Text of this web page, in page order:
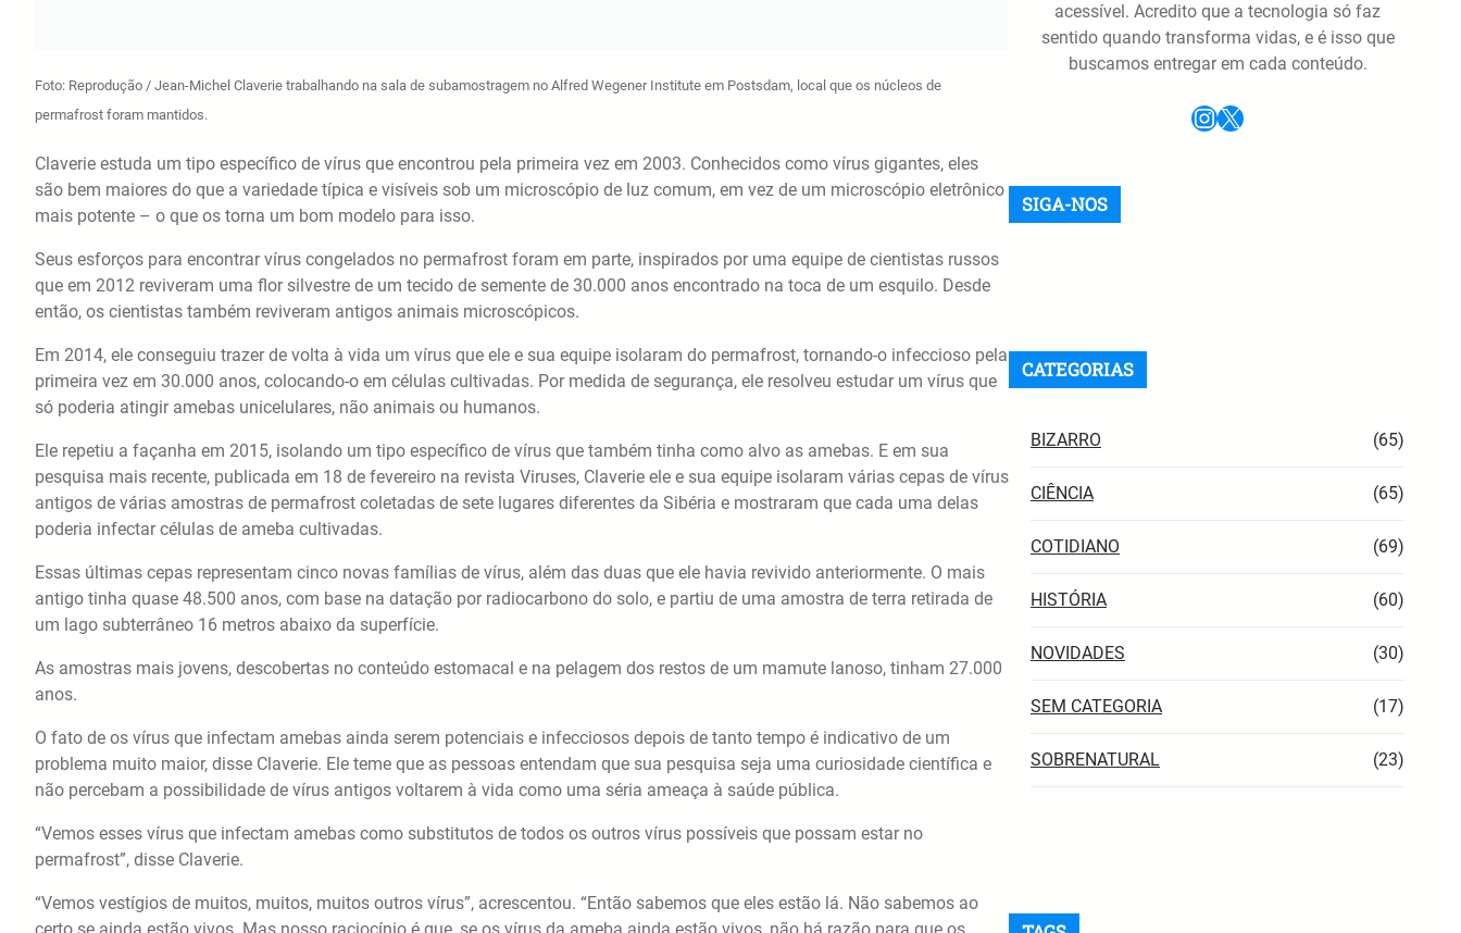
Foto: Reprodução / Jean-Michel Claverie trabalhando na sala de subamostragem no Alfred Wegener Institute em Postsdam, local que os núcleos de
permafrost foram mantidos.
Claverie estuda um tipo específico de vírus que encontrou pela primeira vez em 2003. Conhecidos como vírus gigantes, eles
são bem maiores do que a variedade típica e visíveis sob um microscópio de luz comum, em vez de um microscópio eletrônico
mais potente – o que os torna um bom modelo para isso.
Seus esforços para encontrar vírus congelados no permafrost foram em parte, inspirados por uma equipe de cientistas russos
que em 2012 reviveram uma flor silvestre de um tecido de semente de 30.000 anos encontrado na toca de um esquilo. Desde
então, os cientistas também reviveram antigos animais microscópicos.
Em 2014, ele conseguiu trazer de volta à vida um vírus que ele e sua equipe isolaram do permafrost, tornando-o infeccioso pela
primeira vez em 30.000 anos, colocando-o em células cultivadas. Por medida de segurança, ele resolveu estudar um vírus que
só poderia atingir amebas unicelulares, não animais ou humanos.
Ele repetiu a façanha em 2015, isolando um tipo específico de vírus que também tinha como alvo as amebas. E em sua
pesquisa mais recente, publicada em 18 de fevereiro na revista Viruses, Claverie ele e sua equipe isolaram várias cepas de vírus
antigos de várias amostras de permafrost coletadas de sete lugares diferentes da Sibéria e mostraram que cada uma delas
poderia infectar células de ameba cultivadas.
Essas últimas cepas representam cinco novas famílias de vírus, além das duas que ele havia revivido anteriormente. O mais
antigo tinha quase 48.500 anos, com base na datação por radiocarbono do solo, e partiu de uma amostra de terra retirada de
um lago subterrâneo 16 metros abaixo da superfície.
As amostras mais jovens, descobertas no conteúdo estomacal e na pelagem dos restos de um mamute lanoso, tinham 27.000
anos.
O fato de os vírus que infectam amebas ainda serem potenciais e infecciosos depois de tanto tempo é indicativo de um
problema muito maior, disse Claverie. Ele teme que as pessoas entendam que sua pesquisa seja uma curiosidade científica e
não percebam a possibilidade de vírus antigos voltarem à vida como uma séria ameaça à saúde pública.
“Vemos esses vírus que infectam amebas como substitutos de todos os outros vírus possíveis que possam estar no
permafrost”, disse Claverie.
“Vemos vestígios de muitos, muitos, muitos outros vírus”, acrescentou. “Então sabemos que eles estão lá. Não sabemos ao
acessível. Acredito que a tecnologia só faz
sentido quando transforma vidas, e é isso que
buscamos entregar em cada conteúdo.
InstagramX
SIGA-NOS
CATEGORIAS
BIZARRO (65)
CIÊNCIA (65)
COTIDIANO (69)
HISTÓRIA (60)
NOVIDADES (30)
SEM CATEGORIA (17)
SOBRENATURAL (23)